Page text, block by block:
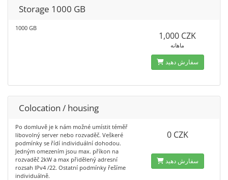
Storage 1000 GB
1000 GB
1,000 CZK
ماهانه
سفارش دهید
Colocation / housing
Po domluvě je k nám možné umístit téměř
libovolný server nebo rozvaděč. Veškeré
podmínky se řídí individuální dohodou.
Jedným omezením jsou max. příkon na
rozvaděč 2kW a max přidělený adresní
rozsah IPv4 /22. Ostatní podmínky řešíme
individuálně.
0 CZK
سفارش دهید